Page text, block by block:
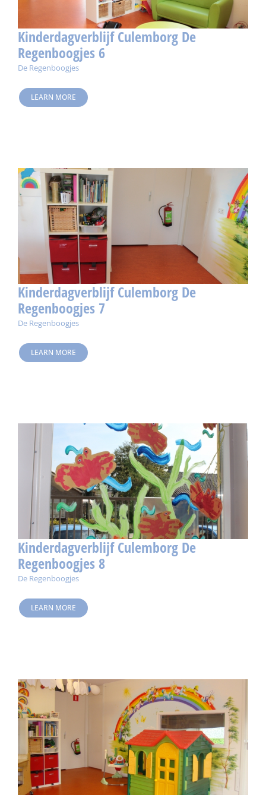
Kinderdagverblijf Culemborg De
Regenboogjes 6
De Regenboogjes
LEARN MORE
Kinderdagverblijf Culemborg De
Regenboogjes 7
De Regenboogjes
LEARN MORE
Kinderdagverblijf Culemborg De
Regenboogjes 8
De Regenboogjes
LEARN MORE